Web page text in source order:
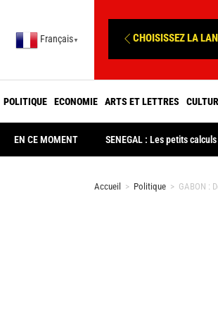
Français ▼ CHOISISSEZ LA
POLITIQUE ECONOMIE ARTS ET LETTRES
EN CE MOMENT SENEGAL : Les petits calculs
Accueil > Politique > GABON :